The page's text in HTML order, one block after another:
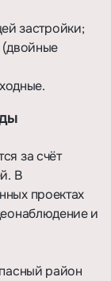
застройки;
за счёт
В
проектах
и
район